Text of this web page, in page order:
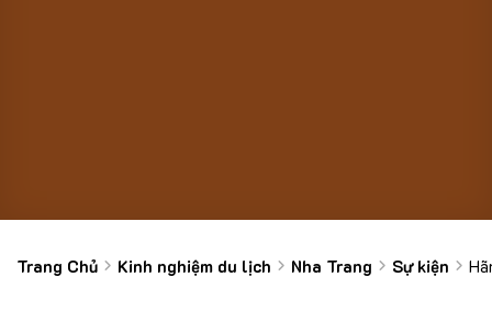
Trang Chủ Kinh nghiệm du lịch Nha Trang Sự kiện